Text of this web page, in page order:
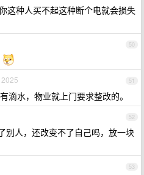
这种人买不起这种断个电就会损失
50
51
滴水，物业就上门要求整改的。
52
别人，还改变不了自己吗，放一块
53